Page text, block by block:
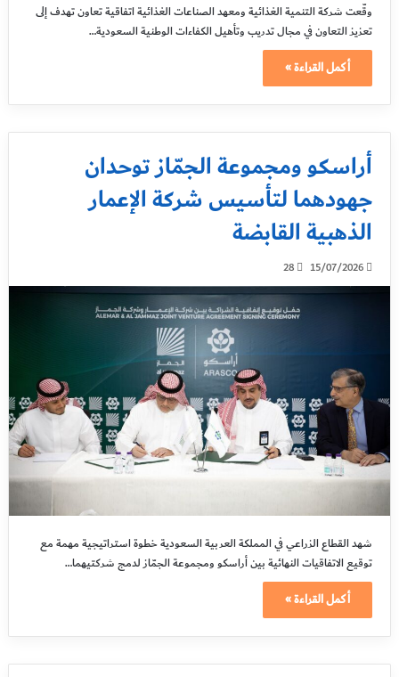
وقّعت شركة التنمية الغذائية ومعهد الصناعات الغذائية اتفاقية تعاون تهدف إلى
تعزيز التعاون في مجال تدريب وتأهيل الكفاءات الوطنية السعودية…
أكمل القراءة »
أراسكو ومجموعة الجمّاز توحدان
جهودهما لتأسيس شركة الإعمار
الذهبية القابضة
15/07/2026
28
شهد القطاع الزراعي في المملكة العربية السعودية خطوة استراتيجية مهمة مع
توقيع الاتفاقيات النهائية بين أراسكو ومجموعة الجمّاز لدمج شركتيهما…
أكمل القراءة »